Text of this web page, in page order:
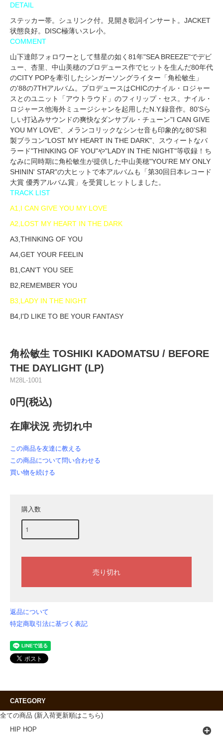
DETAIL
ステッカー帯。シュリンク付。見開き歌詞インサート。JACKET
状態良好。DISC極薄いスレ小。
COMMENT
山下達郎フォロワーとして彗星の如く81年"SEA BREEZE"でデビ
ュー、杏里、中山美穂のプロデュース作でヒットを生んだ80年代
のCITY POPを牽引したシンガーソングライター「角松敏生」
の'88の7THアルバム。プロデュースはCHICのナイル・ロジャー
スとのユニット「アウトラウド」のフィリップ・セス。ナイル・
ロジャース他海外ミュージシャンを起用したN.Y.録音作。80'Sら
しい打込みサウンドの爽快なダンサブル・チューン"I CAN GIVE
YOU MY LOVE"、メランコリックなシンセ音も印象的な80'S和
製ブラコン"LOST MY HEART IN THE DARK"、スウィートなバ
ラード"THINKING OF YOU"や"LADY IN THE NIGHT"等収録！ち
なみに同時期に角松敏生が提供した中山美穂"YOU'RE MY ONLY
SHININ' STAR"の大ヒットで本アルバムも「第30回日本レコード
大賞 優秀アルバム賞」を受賞しヒットしました。
TRACK LIST
A1,I CAN GIVE YOU MY LOVE
A2,LOST MY HEART IN THE DARK
A3,THINKING OF YOU
A4,GET YOUR FEELIN
B1,CAN'T YOU SEE
B2,REMEMBER YOU
B3,LADY IN THE NIGHT
B4,I'D LIKE TO BE YOUR FANTASY
角松敏生 TOSHIKI KADOMATSU / BEFORE
THE DAYLIGHT (LP)
M28L-1001
0円(税込)
在庫状況 売切れ中
この商品を友達に教える
この商品について問い合わせる
買い物を続ける
購入数
返品について
特定商取引法に基づく表記
CATEGORY
全ての商品 (新入荷更新順はこちら)
HIP HOP